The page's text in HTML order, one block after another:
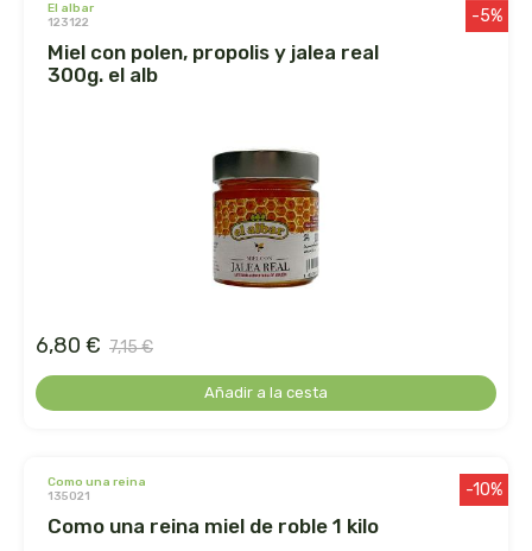
el albar
123122
miel con polen, propolis y jalea real
300g. el alb
-5%
6,80 € 7,15 €
Añadir a la cesta
como una reina
135021
como una reina miel de roble 1 kilo
-10%
herbora
herbovita
holistica
ihrlich